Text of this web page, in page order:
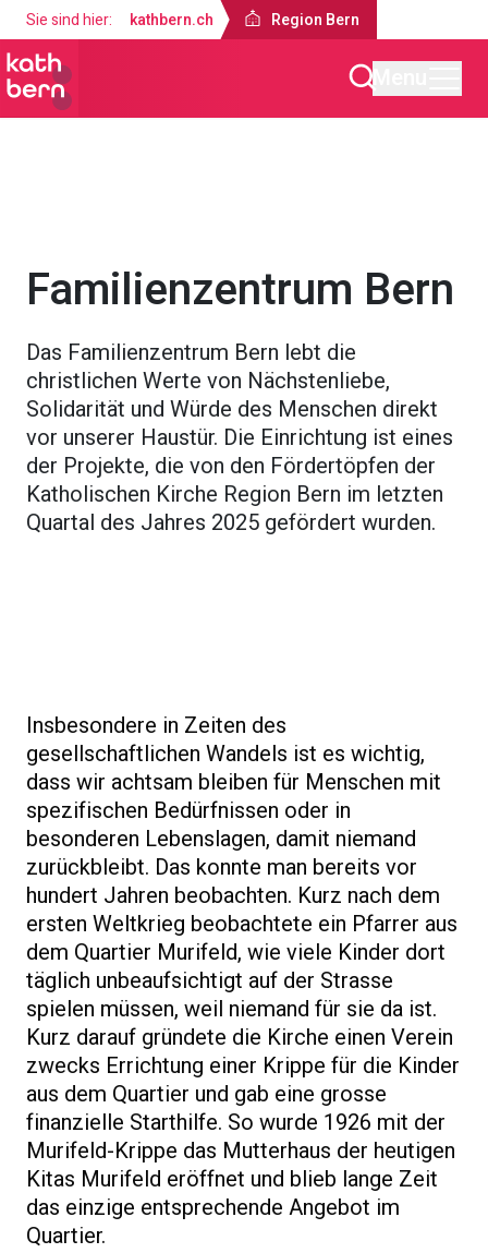
Sie sind hier: kathbern.ch Region Bern
Familienzentrum Bern
Das Familienzentrum Bern lebt die
christlichen Werte von Nächstenliebe,
Solidarität und Würde des Menschen direkt
vor unserer Haustür. Die Einrichtung ist eines
der Projekte, die von den Fördertöpfen der
Katholischen Kirche Region Bern im letzten
Quartal des Jahres 2025 gefördert wurden.
Insbesondere in Zeiten des
gesellschaftlichen Wandels ist es wichtig,
dass wir achtsam bleiben für Menschen mit
spezifischen Bedürfnissen oder in
besonderen Lebenslagen, damit niemand
zurückbleibt. Das konnte man bereits vor
hundert Jahren beobachten. Kurz nach dem
ersten Weltkrieg beobachtete ein Pfarrer aus
dem Quartier Murifeld, wie viele Kinder dort
täglich unbeaufsichtigt auf der Strasse
spielen müssen, weil niemand für sie da ist.
Kurz darauf gründete die Kirche einen Verein
zwecks Errichtung einer Krippe für die Kinder
aus dem Quartier und gab eine grosse
finanzielle Starthilfe. So wurde 1926 mit der
Murifeld-Krippe das Mutterhaus der heutigen
Kitas Murifeld eröffnet und blieb lange Zeit
das einzige entsprechende Angebot im
Quartier.